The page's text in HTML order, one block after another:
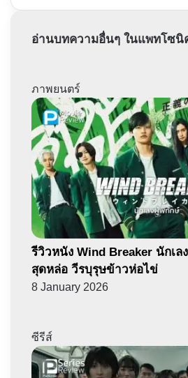
อ่านบทความอื่นๆ ในแพทโซนิ
ภาพยนตร์
รีวิวหนัง Wind Breaker นักเ
สุดหล่อ วีรบุรุษข้าวห่อไข่
8 January 2026
ซีรีส์